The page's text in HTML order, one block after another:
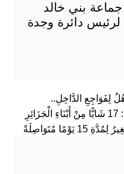
بني خالد
دائرة وجدة